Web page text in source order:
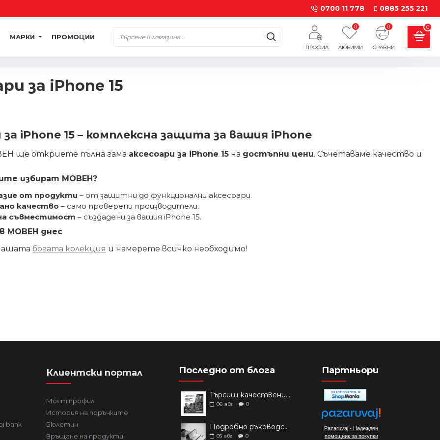
0700 11 778 0885 255 221
МАРКИ ПРОМОЦИИ
ПРОФИЛ ЛЮБИМИ
0
СРАВНИ
0 0
за iPhone 15
за iPhone 15 – комплексна защита за вашия iPhone
ще откриете пълна гама аксесоари за iPhone 15 на достъпни цени. Съчетаваме качество и
избират МОВЕН?
от продукти – от защитни до функционални аксесоари.
качество – само проверени производители.
съвместимост – създадени за вашия iPhone 15.
МОВЕН днес
богата колекция и намерете всичко необходимо!
bank
Клиентски портал
Моят профил
История на поръчките
Бюлетин
Връщане на продукти
Последно от блога
Търсиш качествени аксесоари за твоя модел? Как правилно да защитим новия си смартфон: Ръководство за аксесоари през 2026 г.
06 авг 0
Подробно ръководство: Кой смартфон да купиш през 2026 г.?
05 авг 0
Партньори
Pazaruvaj - Надежден
помощник за покупки